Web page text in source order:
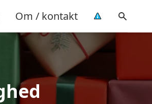
Om / kontakt